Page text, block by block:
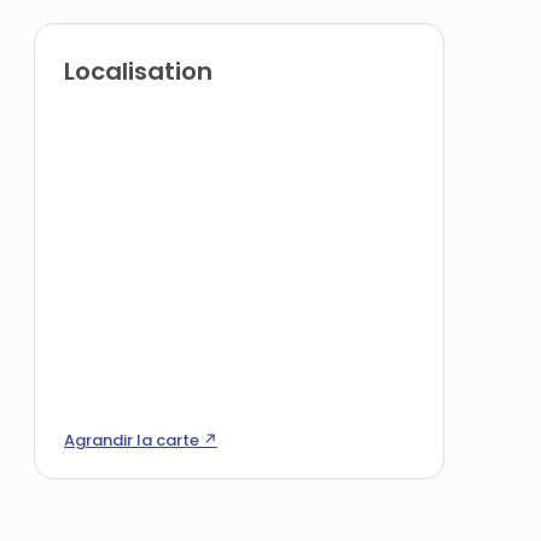
Localisation
Agrandir la carte ↗